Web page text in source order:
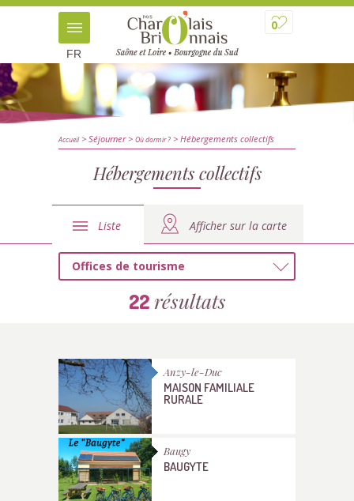
0
FR
Accueil> Séjourner> Où dormir ? > Hébergements collectifs
Hébergements collectifs
Liste Afficher sur la carte
Offices de tourisme
22résultats
Anzy-le-Duc
MAISON FAMILIALE
RURALE
Baugy
BAUGYTE